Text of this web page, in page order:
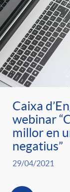
Caixa
webinar
millor en
negatius”
29/04/2021